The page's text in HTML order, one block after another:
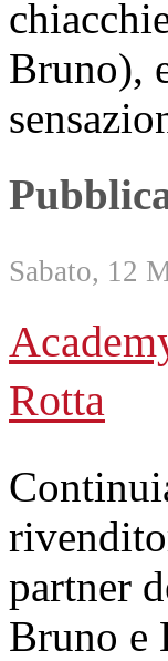
Bruno),
Sabato, 12
Rotta
partner
Bruno e